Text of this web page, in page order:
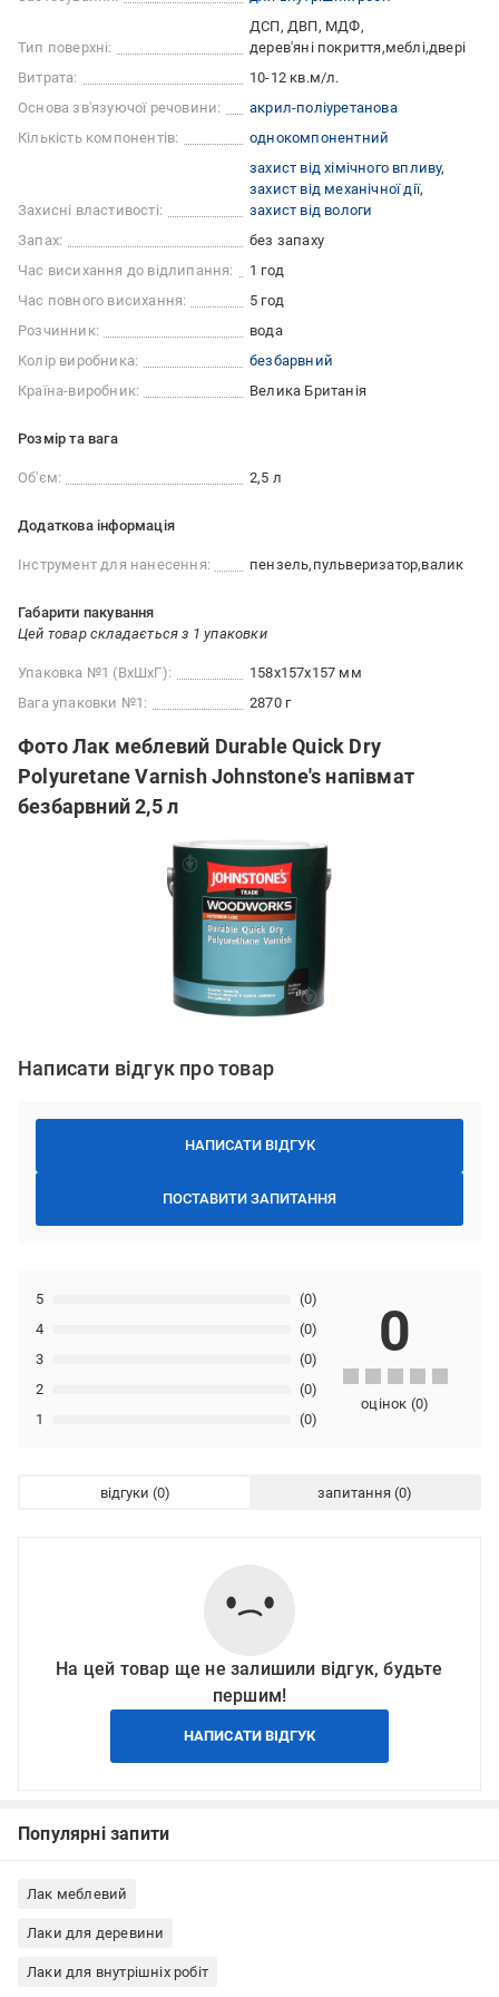
Тип поверхні:
ДСП, ДВП, МДФ
дерев'яні покриття меблі двері
Витрата:
10-12 кв.м/л.
Основа зв'язуючої речовини:
акрил-поліуретанова
Кількість компонентів:
однокомпонентний
Захисні властивості:
захист від хімічного впливу
захист від механічної дії
захист від вологи
Запах:
без запаху
Час висихання до відлипання:
1 год
Час повного висихання:
5 год
Розчинник:
вода
Колір виробника:
безбарвний
Країна-виробник:
Велика Британія
Розмір та вага
Об'єм: 2,5 л
Додаткова інформація
Інструмент для нанесення: пензель пульверизатор валик
Габарити пакування
Цей товар складається з 1 упаковки
Упаковка №1 (ВхШхГ):
158x157x157 мм
Вага упаковки №1:
2870 г
Фото Лак меблевий Durable Quick Dry
Polyuretane Varnish Johnstone's напівмат
безбарвний 2,5 л
Написати відгук про товар
НАПИСАТИ ВІДГУК
ПОСТАВИТИ ЗАПИТАННЯ
1 (0)
2 (0)
3 (0)
4 (0)
5 (0)
0
оцінок (0)
відгуки запитання
На цей товар ще не залишили відгук, будьте
першим!
НАПИСАТИ ВІДГУК
Популярні запити
Лак меблевий
Лаки для деревини
Лаки для внутрішніх робіт